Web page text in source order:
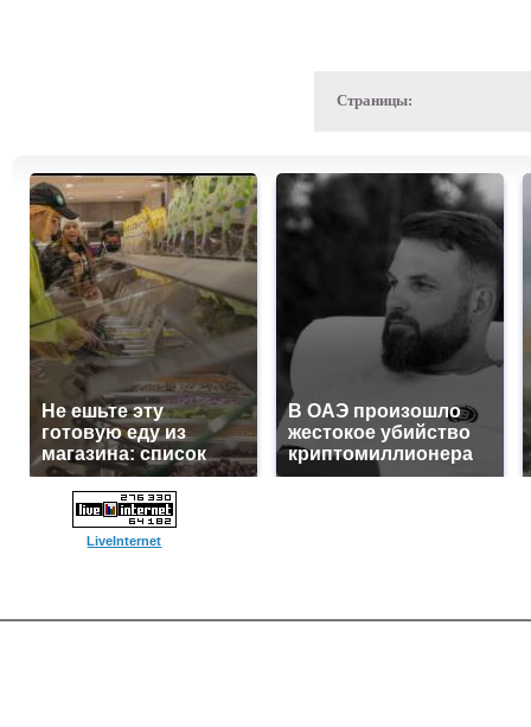
Страницы:
Не ешьте эту
готовую еду из
магазина: список
В ОАЭ произошло
жестокое убийство
криптомиллионера
LiveInternet